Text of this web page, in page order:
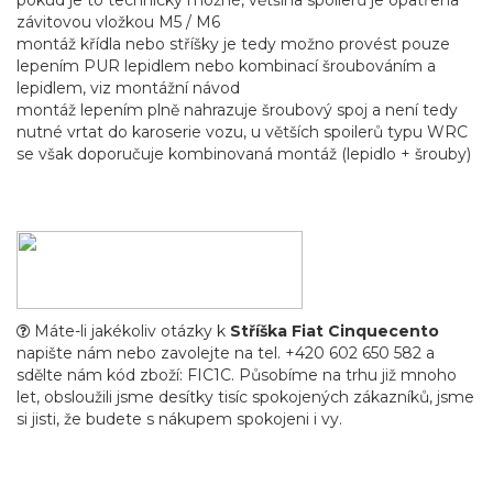
závitovou vložkou M5 / M6
montáž křídla nebo stříšky je tedy možno provést pouze
lepením PUR lepidlem nebo kombinací šroubováním a
lepidlem, viz montážní návod
montáž lepením plně nahrazuje šroubový spoj a není tedy
nutné vrtat do karoserie vozu, u větších spoilerů typu WRC
se však doporučuje kombinovaná montáž (lepidlo + šrouby)
Máte-li jakékoliv otázky k Stříška Fiat Cinquecento
napište nám nebo zavolejte na tel. +420 602 650 582 a
sdělte nám kód zboží: FIC1C. Působíme na trhu již mnoho
let, obsloužili jsme desítky tisíc spokojených zákazníků, jsme
si jisti, že budete s nákupem spokojeni i vy.